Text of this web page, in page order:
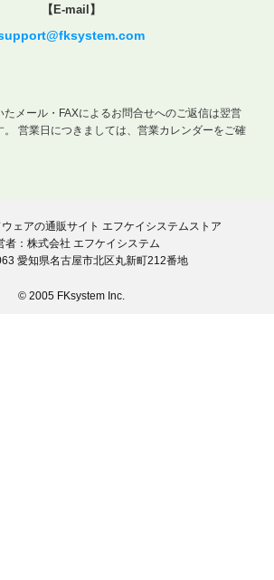
【E-mail】
たメール・FAXによるお問合せへのご返信は翌営
営業日につきましては、営業カレンダーをご確
ェアの通販サイト エフケイシステムストア
者：株式会社 エフケイシステム
愛知県名古屋市北区丸新町212番地
© 2005 FKsystem Inc.